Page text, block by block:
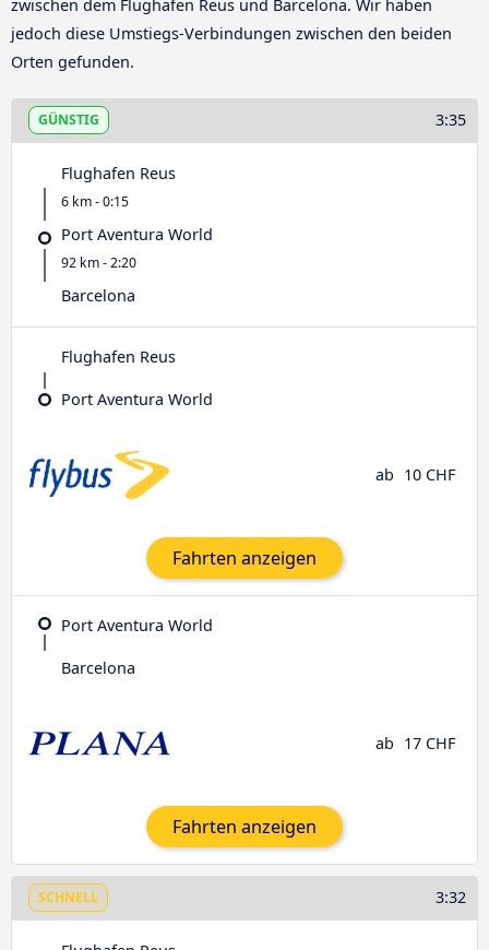
zwischen dem Flughafen Reus und Barcelona. Wir haben
jedoch diese Umstiegs-Verbindungen zwischen den beiden
Orten gefunden.
GÜNSTIG 3:35
Flughafen Reus
6 km - 0:15
Port Aventura World
92 km - 2:20
Barcelona
Flughafen Reus
Port Aventura World
ab 10 CHF
Fahrten anzeigen
Port Aventura World
Barcelona
ab 17 CHF
Fahrten anzeigen
SCHNELL 3:32